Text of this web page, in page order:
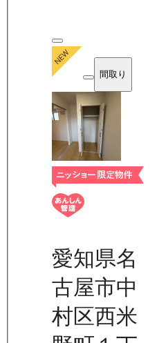
間取り
愛知県名
古屋市中
村区西米